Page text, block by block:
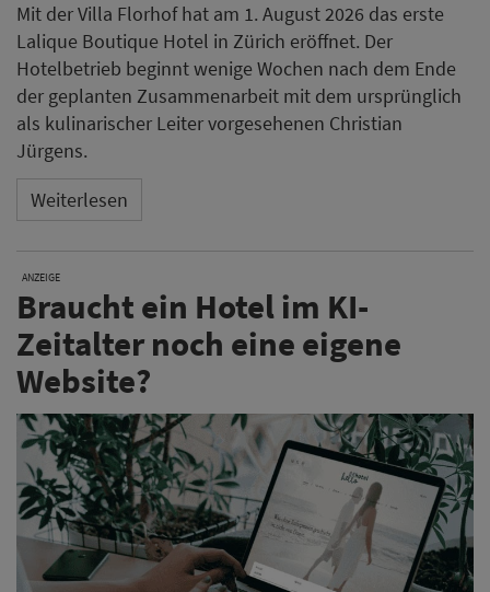
Mit der Villa Florhof hat am 1. August 2026 das erste
Lalique Boutique Hotel in Zürich eröffnet. Der
Hotelbetrieb beginnt wenige Wochen nach dem Ende
der geplanten Zusammenarbeit mit dem ursprünglich
als kulinarischer Leiter vorgesehenen Christian
Jürgens.
Weiterlesen
ANZEIGE
Braucht ein Hotel im KI-
Zeitalter noch eine eigene
Website?